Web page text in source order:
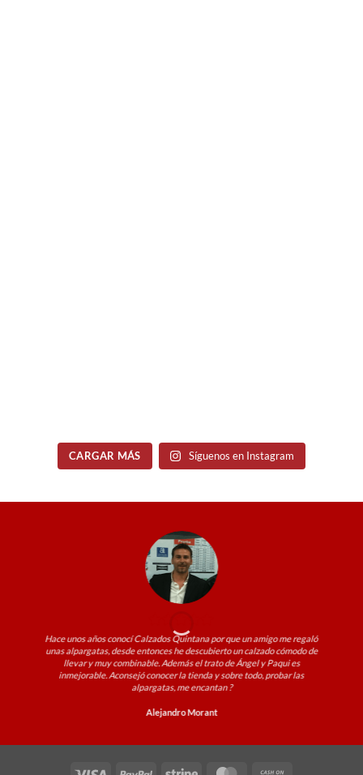
CARGAR MÁS Síguenos en Instagram
Hace unos años conocí Calzados Quintana por que un amigo me regaló
unas alpargatas, desde entonces he descubierto un calzado cómodo de
llevar y muy combinable. Además el trato de Ángel y Paqui es
inmejorable. Aconsejó conocer la tienda y sobre todo, probar las
alpargatas, me encantan ?
Alejandro Morant